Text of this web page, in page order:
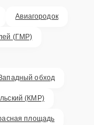
Авиагородок
(ГМР)
обход
(КМР)
площадь